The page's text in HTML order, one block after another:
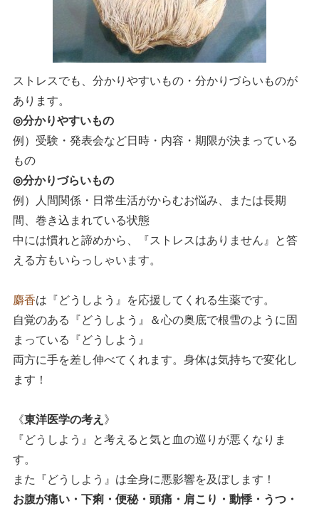
ストレスでも、分かりやすいもの・分かりづらいものが
あります。
◎分かりやすいもの
例）受験・発表会など日時・内容・期限が決まっている
もの
◎分かりづらいもの
例）人間関係・日常生活がからむお悩み、または長期
間、巻き込まれている状態
中には慣れと諦めから、『ストレスはありません』と答
える方もいらっしゃいます。
麝香は『どうしよう』を応援してくれる生薬です。
自覚のある『どうしよう』＆心の奥底で根雪のように固
まっている『どうしよう』
両方に手を差し伸べてくれます。身体は気持ちで変化し
ます！
《東洋医学の考え 》
『どうしよう』と考えると気と血の巡りが悪くなりま
す。
また『どうしよう』は全身に悪影響を及ぼします！
お腹が痛い・下痢・便秘・頭痛・肩こり・動悸・うつ・